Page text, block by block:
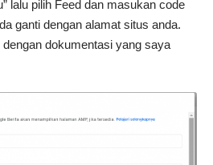
lalu pilih Feed dan masukan code
ganti dengan alamat situs anda.
dokumentasi yang saya